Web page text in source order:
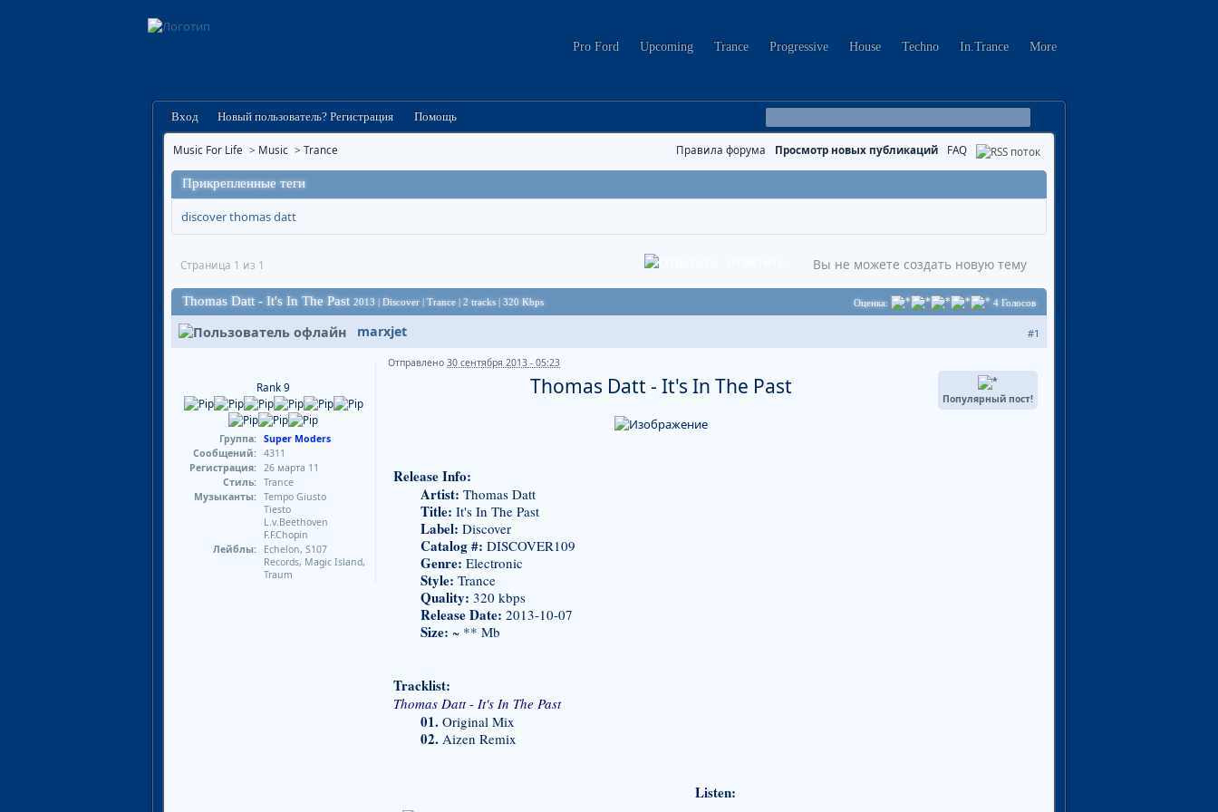
Pro Ford Upcoming Trance Progressive House Techno In.Trance More
Вход Новый пользователь? Регистрация Помощь
Music For Life > Music > Trance Правила форума Просмотр новых публикаций FAQ
Прикрепленные теги
discoverthomas datt
Страница 1 из 1 Вы не можете создать новую тему
Thomas Datt - It's In The Past 2013 | Discover | Trance | 2 tracks | 320 Kbps Оценка: 4 Голосов
#1
marxjet
Rank 9
Группа:
Super Moders
Сообщений:
4311
Регистрация:
26 марта 11
Стиль:
Trance
Музыканты:
Tempo Giusto
Tiesto
L.v.Beethoven
F.F.Chopin
Лейблы:
Echelon, S107
Records, Magic Island,
Traum
Отправлено 30 сентября 2013 - 05:23
Популярный пост!
Thomas Datt - It's In The Past
Release Info:
Artist: Thomas Datt
Title: It's In The Past
Label: Discover
Catalog #: DISCOVER109
Genre: Electronic
Style: Trance
Quality: 320 kbps
Release Date: 2013-10-07
Size: ~ ** Mb
Tracklist:
Thomas Datt - It's In The Past
01. Original Mix
02. Aizen Remix
Listen: